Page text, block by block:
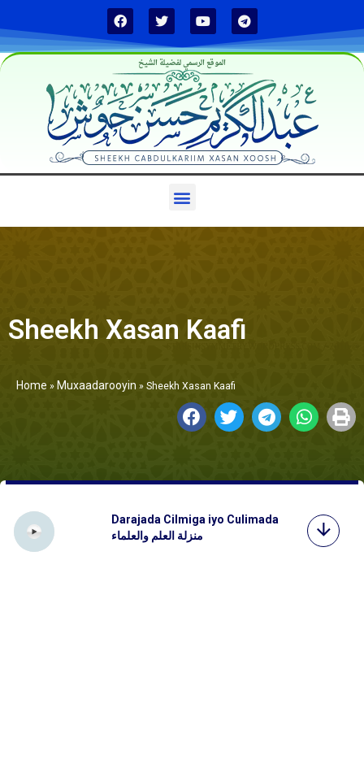
الموقع الرسمي لفضيلة الشيخ
Sheekh Xasan Kaafi
Home » Muxaadarooyin » Sheekh Xasan Kaafi
Darajada Cilmiga iyo Culimada
منزلة العلم والعلماء